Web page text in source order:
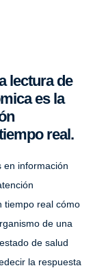
lectura de
es la
real.
en información
tiempo real cómo
de una
de salud
la respuesta